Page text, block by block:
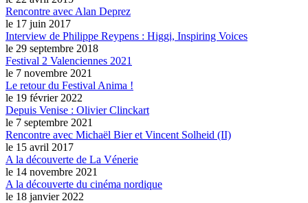
Rencontre avec Alan Deprez
le 17 juin 2017
Interview de Philippe Reypens : Higgi, Inspiring Voices
le 29 septembre 2018
Festival 2 Valenciennes 2021
le 7 novembre 2021
Le retour du Festival Anima !
le 19 février 2022
Depuis Venise : Olivier Clinckart
le 7 septembre 2021
Rencontre avec Michaël Bier et Vincent Solheid (II)
le 15 avril 2017
A la découverte de La Vénerie
le 14 novembre 2021
A la découverte du cinéma nordique
le 18 janvier 2022